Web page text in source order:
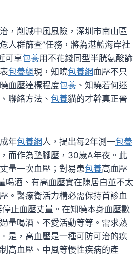
，削減中風風險，深圳市南山區
人群篩查”任務，將為湛藍海岸社
可享包養用不花錢同型半胱氨酸篩
包養網現，知曉包養網 血壓不只
血壓達標程度包養 、知曉若何迷
聯絡方法、 包養貓的才幹真正晉
年包養網 人，提出每2年測一包養
而作為墊腳壓，30歲A年夜。此
量一次血壓；對易患包養高血壓
喝酒、有高血壓實在陳居白並不太
。醫療衛活力構必需保持首診血
止血壓丈量。在知曉本身血壓數
量喝酒、不愛活動等等。需求熟
是，高血壓是一種可防可治的疾
高血壓、中風等慢性疾病的產